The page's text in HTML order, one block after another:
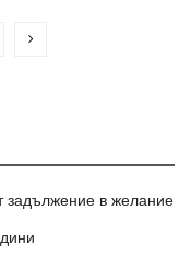
задължение в желание